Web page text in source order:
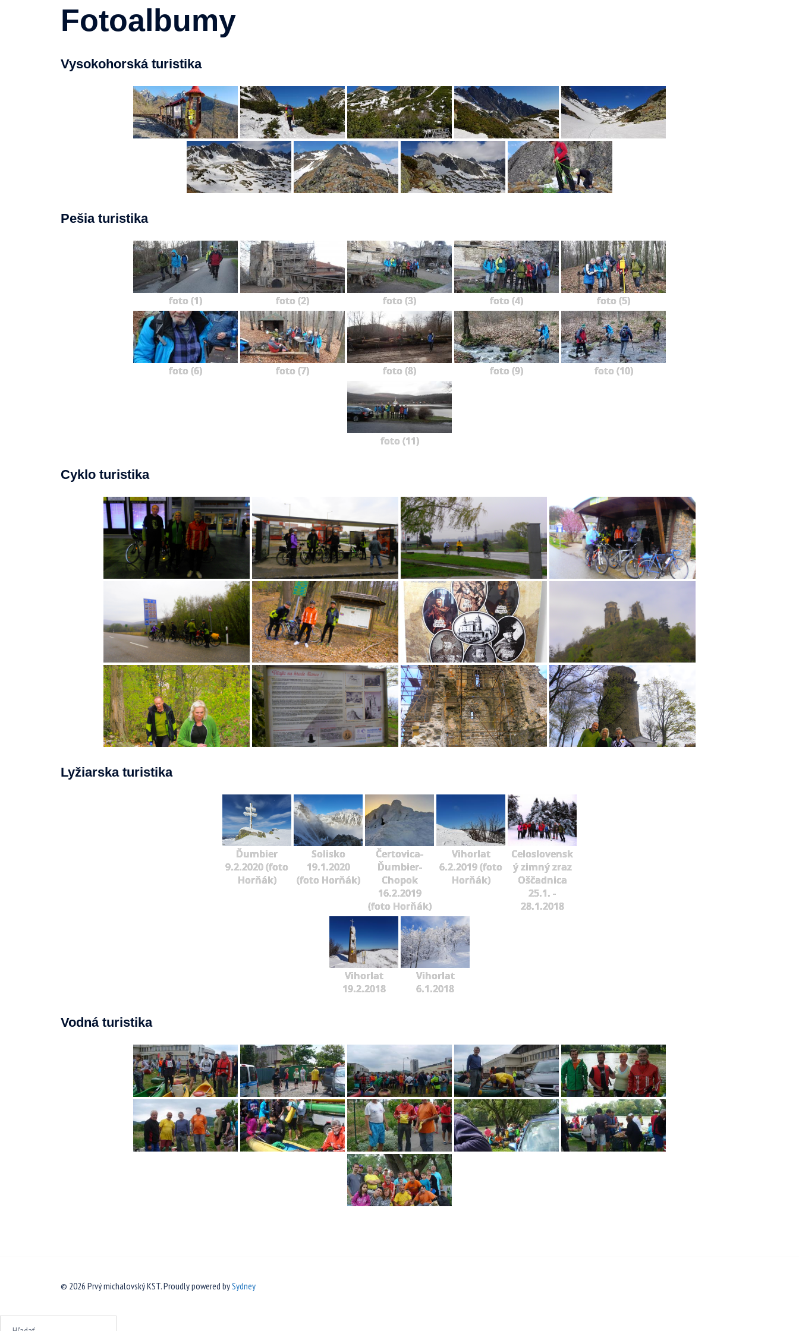
Fotoalbumy
Vysokohorská turistika
Pešia turistika
foto (1) foto (2) foto (3) foto (4) foto (5)
foto (6) foto (7) foto (8) foto (9) foto (10)
foto (11)
Cyklo turistika
Lyžiarska turistika
Ďumbier
9.2.2020 (foto
Horňák)
Solisko
19.1.2020
(foto Horňák)
Čertovica-
Ďumbier-
Chopok
16.2.2019
(foto Horňák)
Vihorlat
6.2.2019 (foto
Horňák)
Celoslovensk
ý zimný zraz
Oščadnica
25.1. -
28.1.2018
Vihorlat
19.2.2018
Vihorlat
6.1.2018
Vodná turistika
© 2026 Prvý michalovský KST. Proudly powered bySydney